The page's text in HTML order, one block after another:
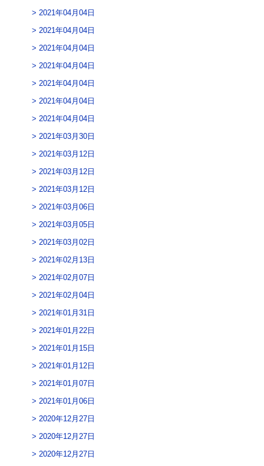
2021年04月04日
2021年04月04日
2021年04月04日
2021年04月04日
2021年04月04日
2021年04月04日
2021年04月04日
2021年03月30日
2021年03月12日
2021年03月12日
2021年03月12日
2021年03月06日
2021年03月05日
2021年03月02日
2021年02月13日
2021年02月07日
2021年02月04日
2021年01月31日
2021年01月22日
2021年01月15日
2021年01月12日
2021年01月07日
2021年01月06日
2020年12月27日
2020年12月27日
2020年12月27日